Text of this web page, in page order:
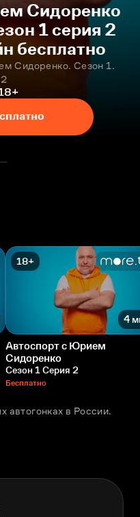
Сидоренко
1 серия 2
бесплатно
Сидоренко. Сезон 1.
18+
4
Автоспорт с Юрием
Сидоренко
Сезон 1 Серия 2
Бесплатно
автогонках в России.